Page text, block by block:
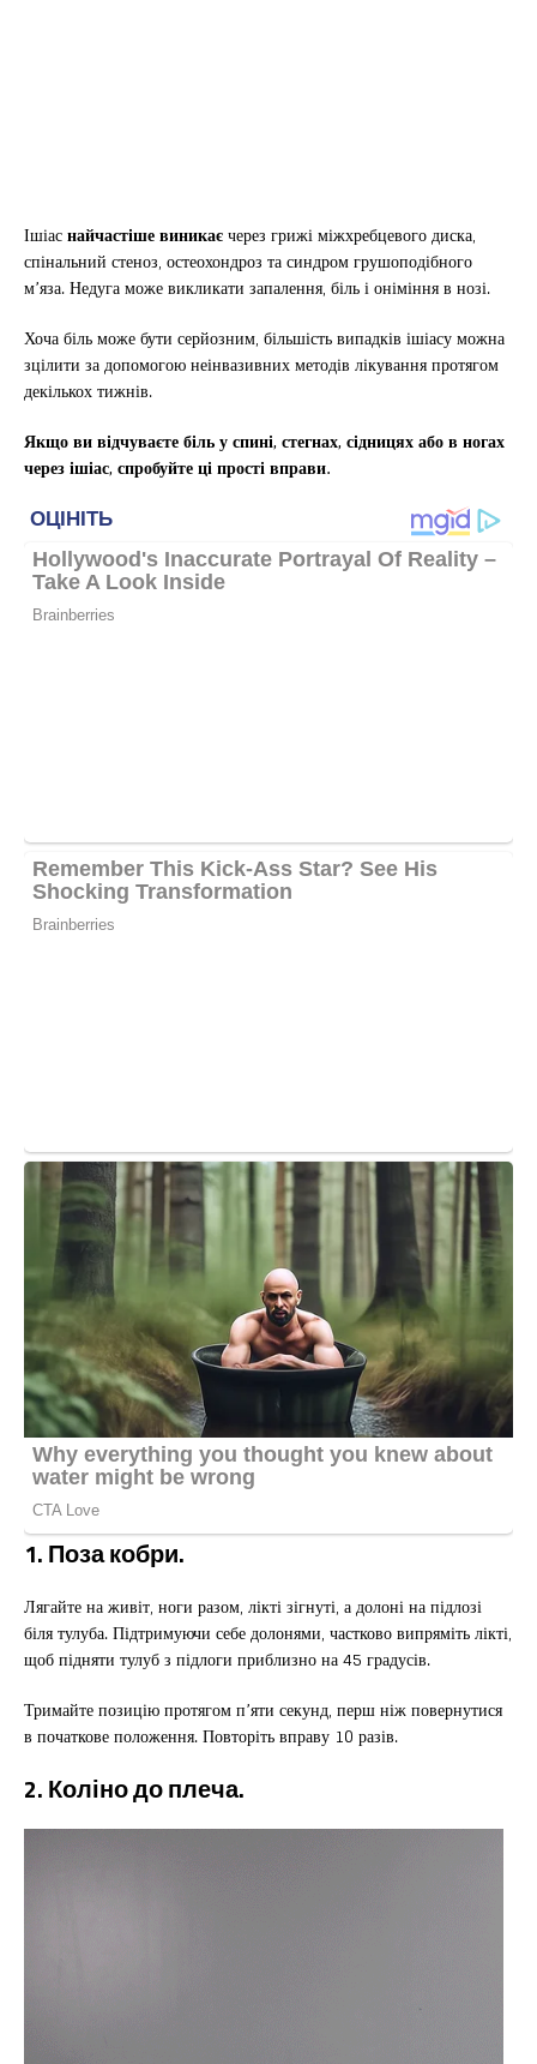
Ішіаснайчастіше виникаєчерез грижі міжхребцевого диска,
спінальний стеноз, остеохондроз та синдром грушоподібного
м’яза. Недуга може викликати запалення, біль і оніміння в нозі.
Хоча біль може бути серйозним, більшість випадків ішіасу можна
зцілити за допомогою неінвазивних методів лікування протягом
декількох тижнів.
Якщо ви відчуваєте біль у спині, стегнах, сідницях або в ногах
через ішіас, спробуйте ці прості вправи.
1. Поза кобри.
Лягайте на живіт, ноги разом, лікті зігнуті, а долоні на підлозі
біля тулуба. Підтримуючи себе долонями, частково випряміть лікті,
щоб підняти тулуб з підлоги приблизно на 45 градусів.
Тримайте позицію протягом п’яти секунд, перш ніж повернутися
в початкове положення. Повторіть вправу 10 разів.
2. Коліно до плеча.